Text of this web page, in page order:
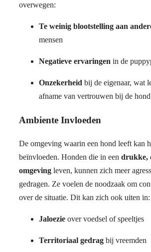
overwegen:
Te weinig blootstelling aan
mensen
Negatieve ervaringen in de
Onzekerheid bij de eigenaar, wat
afname van vertrouwen bij de hond
Ambiente Invloeden
De omgeving waarin een hond leeft kan
beïnvloeden. Honden die in een drukke,
omgeving leven, kunnen zich meer
gedragen. Ze voelen de noodzaak om
over de situatie. Dit kan zich ook uiten in:
Jaloezie over voedsel of speeltjes
Territoriaal gedrag bij vreemden